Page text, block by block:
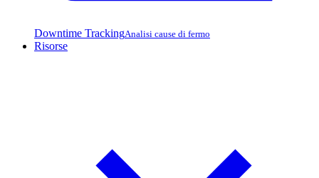
Downtime TrackingAnalisi cause di fermo
Risorse